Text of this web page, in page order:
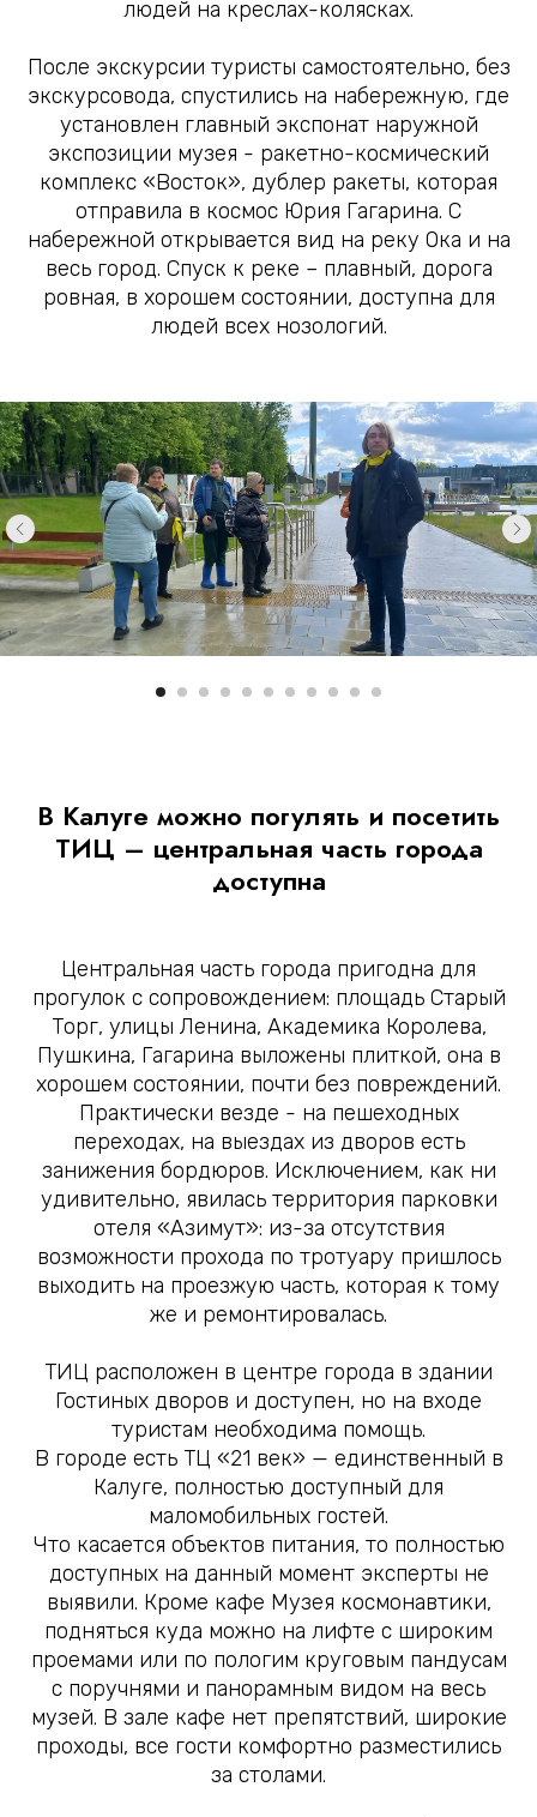
людей на креслах-колясках.
После экскурсии туристы самостоятельно, без
экскурсовода, спустились на набережную, где
установлен главный экспонат наружной
экспозиции музея - ракетно-космический
комплекс «Восток», дублер ракеты, которая
отправила в космос Юрия Гагарина. С
набережной открывается вид на реку Ока и на
весь город. Спуск к реке – плавный, дорога
ровная, в хорошем состоянии, доступна для
людей всех нозологий.
В Калуге можно погулять и посетить
ТИЦ – центральная часть города
доступна
Центральная часть города пригодна для
прогулок с сопровождением: площадь Старый
Торг, улицы Ленина, Академика Королева,
Пушкина, Гагарина выложены плиткой, она в
хорошем состоянии, почти без повреждений.
Практически везде - на пешеходных
переходах, на выездах из дворов есть
занижения бордюров. Исключением, как ни
удивительно, явилась территория парковки
отеля «Азимут»: из-за отсутствия
возможности прохода по тротуару пришлось
выходить на проезжую часть, которая к тому
же и ремонтировалась.
ТИЦ расположен в центре города в здании
Гостиных дворов и доступен, но на входе
туристам необходима помощь.
В городе есть ТЦ «21 век» — единственный в
Калуге, полностью доступный для
маломобильных гостей.
Что касается объектов питания, то полностью
доступных на данный момент эксперты не
выявили. Кроме кафе Музея космонавтики,
подняться куда можно на лифте с широким
проемами или по пологим круговым пандусам
с поручнями и панорамным видом на весь
музей. В зале кафе нет препятствий, широкие
проходы, все гости комфортно разместились
за столами.